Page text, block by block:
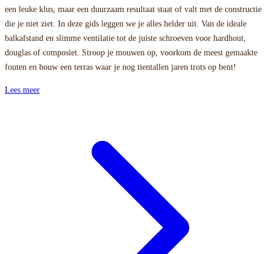
een leuke klus, maar een duurzaam resultaat staat of valt met de constructie
die je niet ziet. In deze gids leggen we je alles helder uit. Van de ideale
balkafstand en slimme ventilatie tot de juiste schroeven voor hardhout,
douglas of composiet. Stroop je mouwen op, voorkom de meest gemaakte
fouten en bouw een terras waar je nog tientallen jaren trots op bent!
Lees meer